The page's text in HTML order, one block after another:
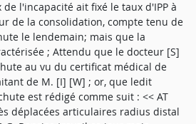
l'incapacité ait fixé le taux d'IPP à
de la consolidation, compte tenu de
le lendemain; mais que la
; Attendu que le docteur [S]
au vu du certificat médical de
de M. [I] [W] ; or, que ledit
est rédigé comme suit : << AT
déplacées articulaires radius distal